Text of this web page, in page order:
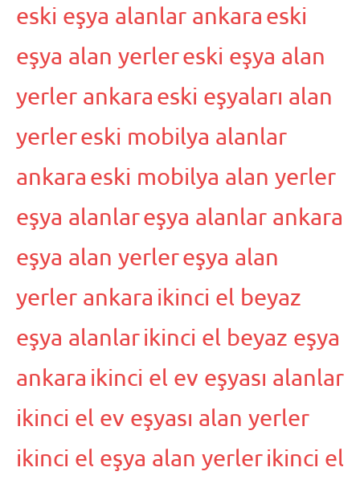
eski eşya alanlar ankara eski
eşya alan yerlereski eşya alan
yerler ankara eski eşyaları alan
yerlereski mobilya alanlar
ankara eski mobilya alan yerler
eşya alanlareşya alanlar ankara
eşya alan yerlereşya alan
yerler ankara ikinci el beyaz
eşya alanlarikinci el beyaz eşya
ankara ikinci el ev eşyası alanlar
ikinci el ev eşyası alan yerler
ikinci el eşya alan yerlerikinci el